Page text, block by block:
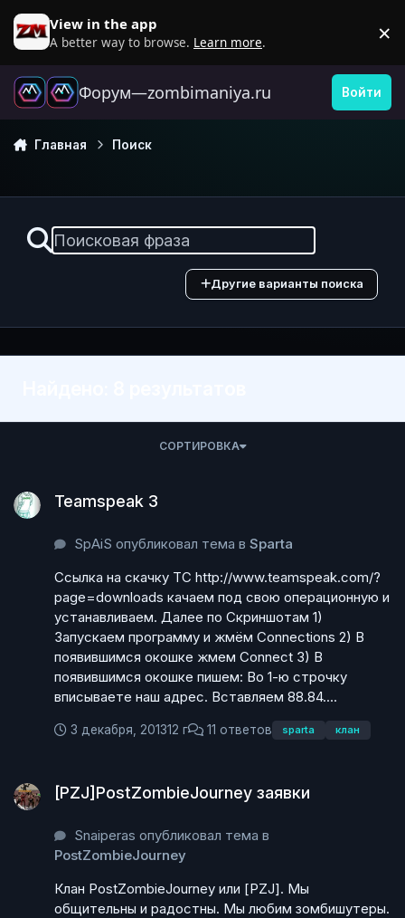
Перейти к содержанию
View in the app
A better way to browse. Learn more. ×
Форум—zombimaniya.ru Войти
Главная Поиск
Другие варианты поиска
СОРТИРОВКА
Teamspeak 3
SpAiS опубликовал тема вSparta
Ссылка на скачку ТС http://www.teamspeak.com/?
page=downloads качаем под свою операционную и
устанавливаем. Далее по Скриншотам 1)
Запускаем программу и жмём Connections 2) В
появившимся окошке жмем Connect 3) В
появившимся окошке пишем: Во 1-ю строчку
вписываете наш адрес. Вставляем 88.84....
3 декабря, 201312 г 11 ответов sparta клан
[PZJ]PostZombieJourney заявки
Snaiperas опубликовал тема в
PostZombieJourney
Клан PostZombieJourney или [PZJ]. Мы
общительны и радостны. Мы любим зомбишутеры.